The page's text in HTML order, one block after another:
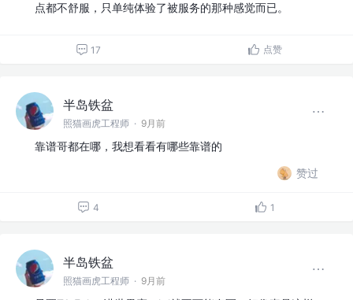
点都不舒服，只单纯体验了被服务的那种感觉而已。
17 点赞
半岛铁盆
照猫画虎工程师 · 9月前
靠谱哥都在哪，我想看看有哪些靠谱的
赞过
4 1
半岛铁盆
照猫画虎工程师 · 9月前